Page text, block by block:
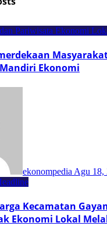
Pariwisata Ekonomi
Ekonomi
ekonompedia Agu 18,
Kecamatan
Ekonomi Lokal